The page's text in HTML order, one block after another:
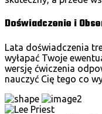
Doświadczenie i
Lata doświadczenia
wyłapać Twoje
wersję ćwiczenia
nauczyć Cię tego co